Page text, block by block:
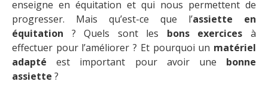
enseigne en équitation et qui nous permettent de
progresser. Mais qu’est-ce que l’assiette en
équitation ? Quels sont les bons exercices à
effectuer pour l’améliorer ? Et pourquoi un matériel
adapté est important pour avoir une bonne
assiette ?